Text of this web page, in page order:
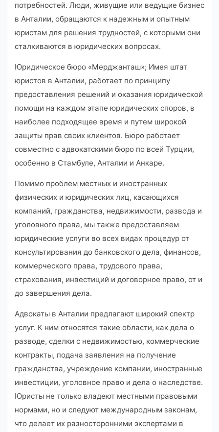
потребностей. Люди, живущие или ведущие бизнес
в Анталии, обращаются к надежным и опытным
юристам для решения трудностей, с которыми они
сталкиваются в юридических вопросах.
Юридическое бюро «Мерджанташ»; Имея штат
юристов в Анталии, работает по принципу
предоставления решений и оказания юридической
помощи на каждом этапе юридических споров, в
наиболее подходящее время и путем широкой
защиты прав своих клиентов. Бюро работает
совместно с адвокатскими бюро по всей Турции,
особенно в Стамбуле, Анталии и Анкаре.
Помимо проблем местных и иностранных
физических и юридических лиц, касающихся
компаний, гражданства, недвижимости, развода и
уголовного права, мы также предоставляем
юридические услуги во всех видах процедур от
консультирования до банковского дела, финансов,
коммерческого права, трудового права,
страхования, инвестиций и договорное право, от и
до завершения дела.
Адвокаты в Анталии предлагают широкий спектр
услуг. К ним относятся такие области, как дела о
разводе, сделки с недвижимостью, коммерческие
контракты, подача заявления на получение
гражданства, учреждение компании, иностранные
инвестиции, уголовное право и дела о наследстве.
Юристы не только владеют местными правовыми
нормами, но и следуют международным законам,
что делает их разносторонними экспертами в